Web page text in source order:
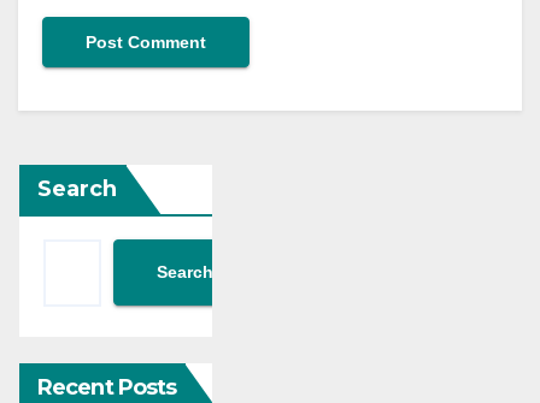
Search
Search
Recent Posts